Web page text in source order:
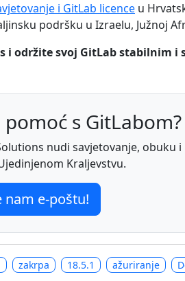
i GitLab licence u
podršku u Izraelu, Južnoj
i održite svoj GitLab stabilnim i
s GitLabom?
nudi savjetovanje, obuku
Kraljevstvu.
nam e-poštu!
zakrpa 18.5.1 ažuriranje